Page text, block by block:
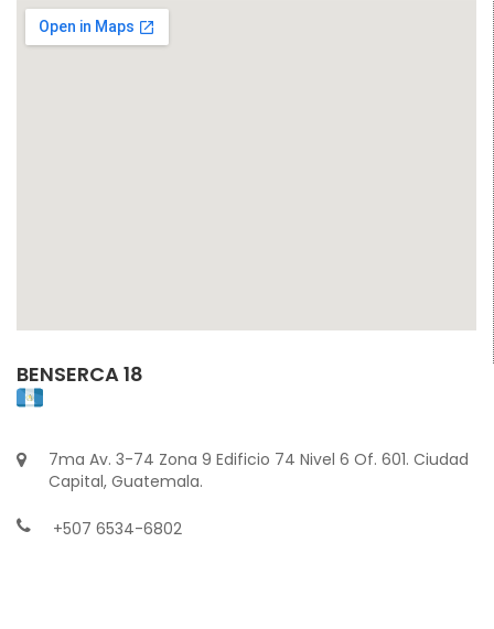
BENSERCA 18
7ma Av. 3-74 Zona 9 Edificio 74 Nivel 6 Of. 601. Ciudad
Capital, Guatemala.
+507 6534-6802